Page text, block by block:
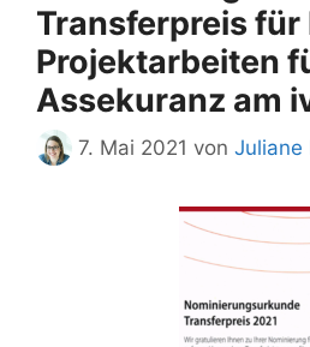
Transferpreis für
Projektarbeiten
Assekuranz am
7. Mai 2021 von Juliane